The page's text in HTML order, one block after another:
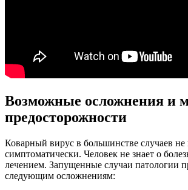
Возможные осложнения и
предосторожности
Коварный вирус в большинстве случаев не
симптоматически. Человек не знает о
лечением. Запущенные случаи патологии
следующим осложнениям: